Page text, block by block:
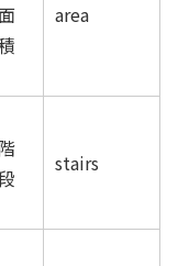
面
area
階
stairs